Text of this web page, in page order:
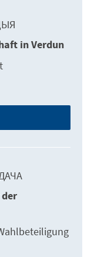
in Verdun